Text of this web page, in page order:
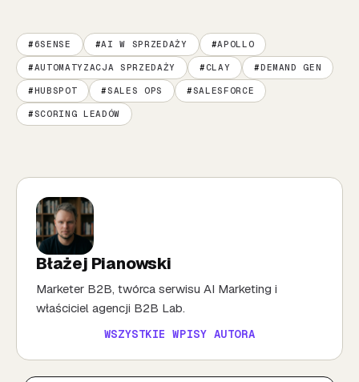
6SENSE AI W SPRZEDAŻY APOLLO
AUTOMATYZACJA SPRZEDAŻY CLAY DEMAND GEN
HUBSPOT SALES OPS SALESFORCE
SCORING LEADÓW
Błażej Pianowski
Marketer B2B, twórca serwisu AI Marketing i
właściciel agencji B2B Lab.
WSZYSTKIE WPISY AUTORA